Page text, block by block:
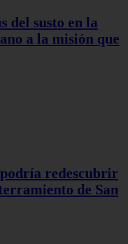
del susto en la
a la misión que
redescubrir
de San